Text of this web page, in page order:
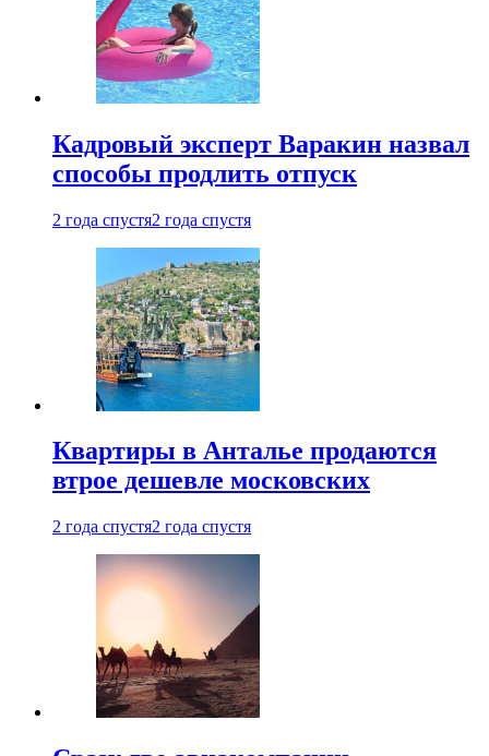
Кадровый эксперт Варакин назвал
способы продлить отпуск
2 года спустя2 года спустя
Квартиры в Анталье продаются
втрое дешевле московских
2 года спустя2 года спустя